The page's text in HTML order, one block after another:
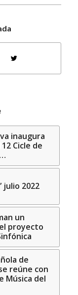
inaugura
Cicle de
julio 2022
un
proyecto
de
reúne con
Música del